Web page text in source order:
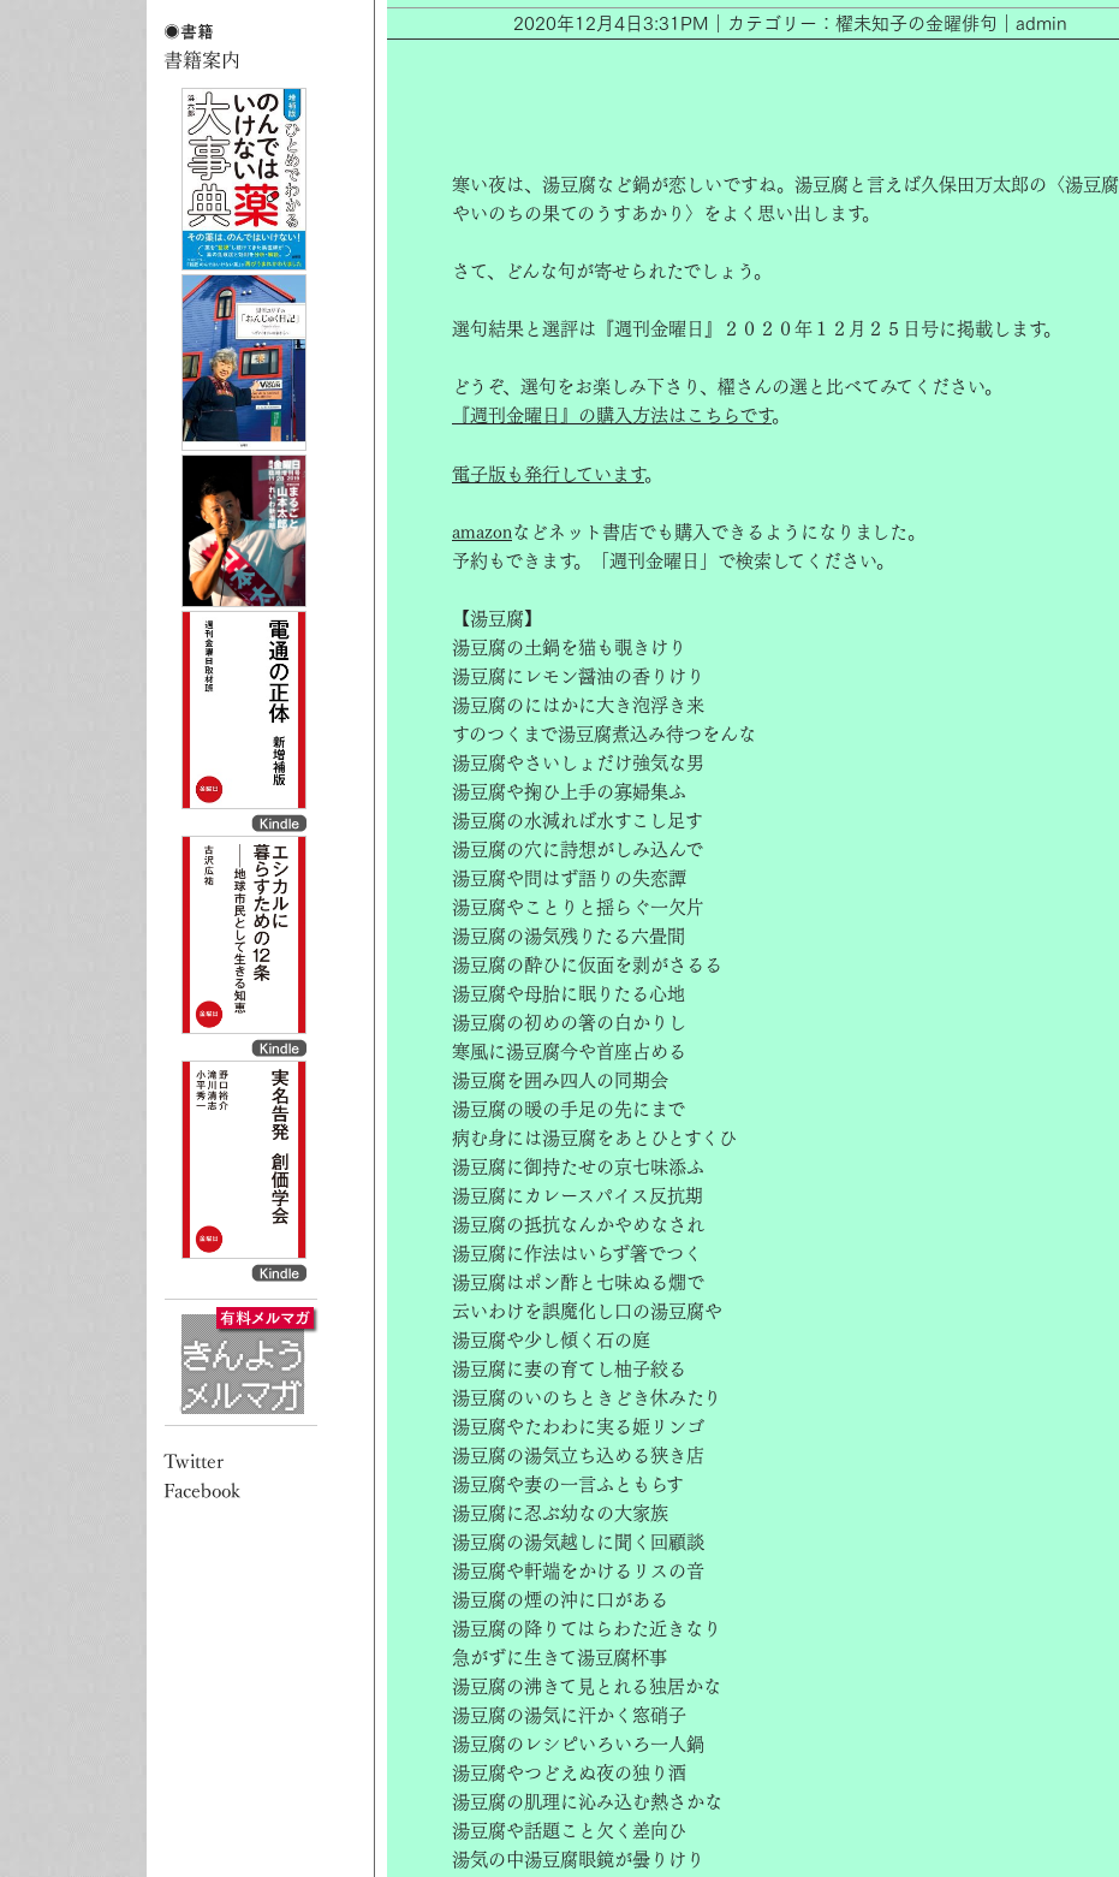
2020年12月4日3:31PM｜カテゴリー：櫂未知子の金曜俳句｜admin
寒い夜は、湯豆腐など鍋が恋しいですね。湯豆腐と言えば久保田万太郎の〈湯豆腐
やいのちの果てのうすあかり〉をよく思い出します。
さて、どんな句が寄せられたでしょう。
選句結果と選評は『週刊金曜日』２０２０年１２月２５日号に掲載します。
どうぞ、選句をお楽しみ下さり、櫂さんの選と比べてみてください。
『週刊金曜日』の購入方法はこちらです。
電子版も発行しています。
amazon などネット書店でも購入できるようになりました。
予約もできます。「週刊金曜日」で検索してください。
【湯豆腐】
湯豆腐の土鍋を猫も覗きけり
湯豆腐にレモン醤油の香りけり
湯豆腐のにはかに大き泡浮き来
すのつくまで湯豆腐煮込み待つをんな
湯豆腐やさいしょだけ強気な男
湯豆腐や掬ひ上手の寡婦集ふ
湯豆腐の水減れば水すこし足す
湯豆腐の穴に詩想がしみ込んで
湯豆腐や問はず語りの失恋譚
湯豆腐やことりと揺らぐ一欠片
湯豆腐の湯気残りたる六畳間
湯豆腐の酔ひに仮面を剥がさるる
湯豆腐や母胎に眠りたる心地
湯豆腐の初めの箸の白かりし
寒風に湯豆腐今や首座占める
湯豆腐を囲み四人の同期会
湯豆腐の暖の手足の先にまで
病む身には湯豆腐をあとひとすくひ
湯豆腐に御持たせの京七味添ふ
湯豆腐にカレースパイス反抗期
湯豆腐の抵抗なんかやめなされ
湯豆腐に作法はいらず箸でつく
湯豆腐はポン酢と七味ぬる燗で
云いわけを誤魔化し口の湯豆腐や
湯豆腐や少し傾く石の庭
湯豆腐に妻の育てし柚子絞る
湯豆腐のいのちときどき休みたり
湯豆腐やたわわに実る姫リンゴ
湯豆腐の湯気立ち込める狭き店
湯豆腐や妻の一言ふともらす
湯豆腐に忍ぶ幼なの大家族
湯豆腐の湯気越しに聞く回顧談
湯豆腐や軒端をかけるリスの音
湯豆腐の煙の沖に口がある
湯豆腐の降りてはらわた近きなり
急がずに生きて湯豆腐杯事
湯豆腐の沸きて見とれる独居かな
湯豆腐の湯気に汗かく窓硝子
湯豆腐のレシピいろいろ一人鍋
湯豆腐やつどえぬ夜の独り酒
湯豆腐の肌理に沁み込む熱さかな
湯豆腐や話題こと欠く差向ひ
湯気の中湯豆腐眼鏡が曇りけり